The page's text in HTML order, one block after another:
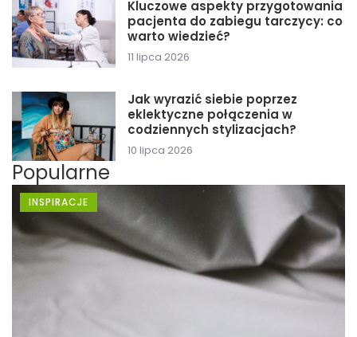
Kluczowe aspekty przygotowania
pacjenta do zabiegu tarczycy: co
warto wiedzieć?
11 lipca 2026
Jak wyrazić siebie poprzez
eklektyczne połączenia w
codziennych stylizacjach?
10 lipca 2026
Popularne
INSPIRACJE